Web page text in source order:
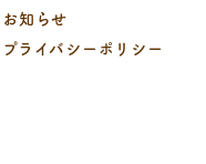
お知らせ
プライバシーポリシー